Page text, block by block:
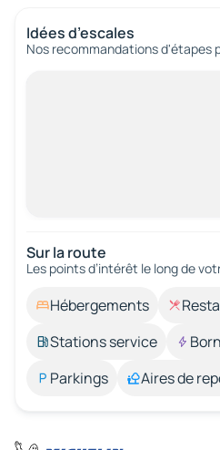
Idées d’escales
Nos recommandations d'étapes
Sur la route
Les points d’intérêt le long de
Hébergements
Stations service
Parkings
Aires de